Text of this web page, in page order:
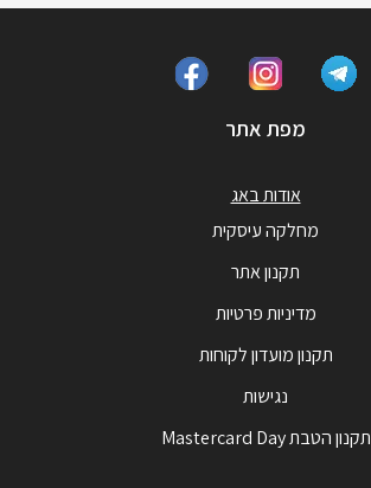
מפת אתר
אודות באג
מחלקה עיסקית
תקנון אתר
מדיניות פרטיות
תקנון מועדון לקוחות
נגישות
תקנון הטבת Mastercard Day